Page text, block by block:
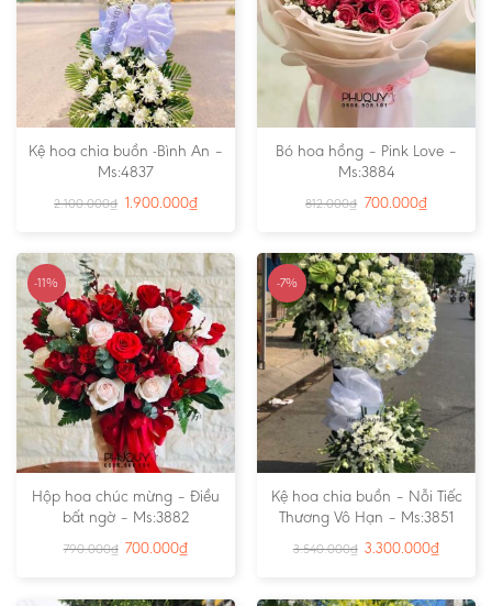
Kệ hoa chia buồn -Bình An –
Ms:4837
2.100.000₫ 1.900.000₫
Bó hoa hồng – Pink Love –
Ms:3884
812.000₫ 700.000₫
-11%
Hộp hoa chúc mừng – Điều
bất ngờ – Ms:3882
790.000₫ 700.000₫
-7%
Kệ hoa chia buồn – Nỗi Tiếc
Thương Vô Hạn – Ms:3851
3.540.000₫ 3.300.000₫